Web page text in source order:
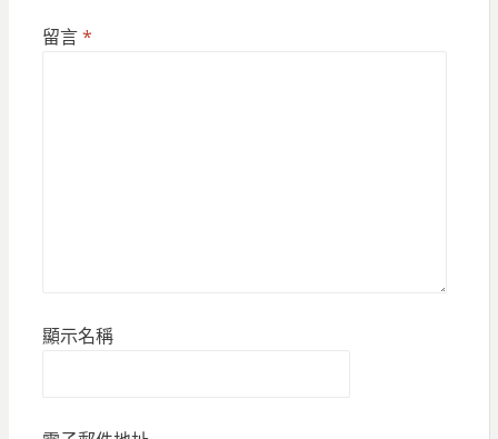
留言*
顯示名稱